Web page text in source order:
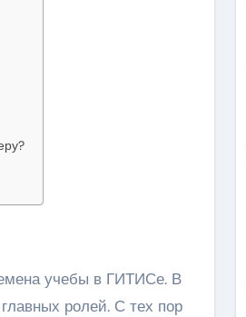
учебы в ГИТИСе. В
ролей. С тех пор